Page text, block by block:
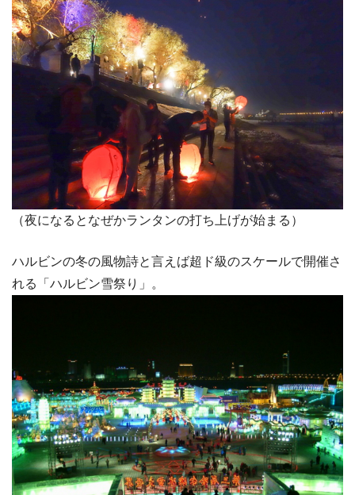
（夜になるとなぜかランタンの打ち上げが始まる）
ハルビンの冬の風物詩と言えば超ド級のスケールで開催さ
れる「ハルビン雪祭り」。